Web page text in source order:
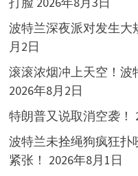
波特兰深夜派对发生大
月2日
滚滚浓烟冲上天空！波
2026年8月2日
特朗普又说取消空袭！
波特兰未拴绳狗疯狂扑
紧张！ 2026年8月1日